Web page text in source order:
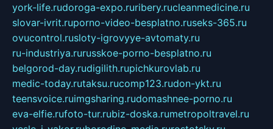
york-life.rudoroga-expo.ruribery.rucleanmedicine.ru
slovar-ivrit.ruporno-video-besplatno.ruseks-365.ru
ovucontrol.rusloty-igrovyye-avtomaty.ru
ru-industriya.rurusskoe-porno-besplatno.ru
belgorod-day.rudigilith.rupichkurovlab.ru
medic-today.rutaksu.rucomp123.rudon-ykt.ru
teensvoice.ruimgsharing.rudomashnee-porno.ru
eva-elfie.rufoto-tur.rubiz-doska.rumetropoltravel.ru